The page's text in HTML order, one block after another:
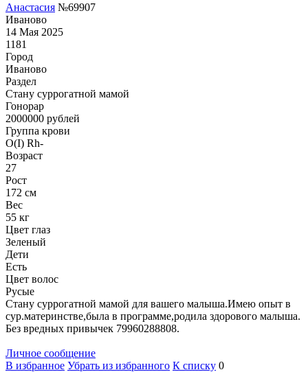
Анастасия №69907
Иваново
14 Мая 2025
1181
Город
Иваново
Раздел
Cтану суррогатной мамой
Гонoрар
2000000 рублей
Группа крови
O(I) Rh-
Возраст
27
Рост
172 см
Вес
55 кг
Цвет глаз
Зеленый
Дети
Есть
Цвет волос
Русые
Стану суррогатной мамой для вашего малыша.Имею опыт в
сур.материнстве,была в программе,родила здорового малыша.
Без вредных привычек 79960288808.
Личное сообщение
В избранное Убрать из избранного К списку 0